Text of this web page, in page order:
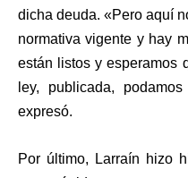
dicha deuda. «Pero aquí
normativa vigente y hay
están listos y esperamos
ley, publicada,
expresó.
Por último, Larraín hizo